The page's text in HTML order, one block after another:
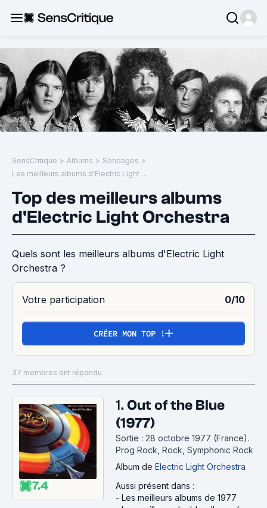
SensCritique > Albums > Sondages >
Les meilleurs albums d'Electric Light Orchestra
Top des meilleurs albums
d'Electric Light Orchestra
Quels sont les meilleurs albums d'Electric Light
Orchestra ?
Votre participation 0/10
CRÉER MON TOP !
37 membres ont répondu
7.4
1. Out of the Blue
(1977)
Sortie : 28 octobre 1977 (France).
Prog Rock, Rock, Symphonic Rock
Album de Electric Light Orchestra
Aussi présent dans :
- Les meilleurs albums de 1977